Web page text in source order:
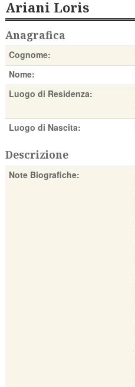
Ariani Loris
Anagrafica
Cognome:
Nome:
Luogo di Residenza:
Luogo di Nascita:
Descrizione
Note Biografiche: